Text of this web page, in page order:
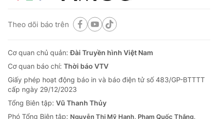
Theo dõi báo trên
Cơ quan chủ quản:Đài Truyền hình Việt Nam
Cơ quan báo chí: Thời báo VTV
Giấy phép hoạt động báo in và báo điện tử số 483/GP-BTTTT
cấp ngày 29/12/2023
Tổng Biên tập: Vũ Thanh Thủy
Phó Tổng Biên tập: Nguyễn Thị Mỹ Hạnh, Phạm Quốc Thắng,